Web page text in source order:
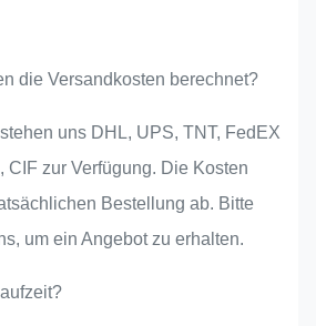
die Versandkosten berechnet?
uns DHL, UPS, TNT, FedEX
CIF zur Verfügung. Die Kosten
Bestellung ab. Bitte
um ein Angebot zu erhalten.